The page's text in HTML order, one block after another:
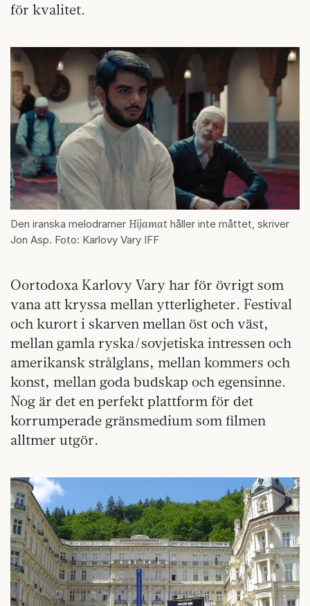
för kvalitet.
Den iranska melodramer Hijamat håller inte måttet, skriver
Jon Asp. Foto: Karlovy Vary IFF
Oortodoxa Karlovy Vary har för övrigt som
vana att kryssa mellan ytterligheter. Festival
och kurort i skarven mellan öst och väst,
mellan gamla ryska/sovjetiska intressen och
amerikansk strålglans, mellan kommers och
konst, mellan goda budskap och egensinne.
Nog är det en perfekt plattform för det
korrumperade gränsmedium som filmen
alltmer utgör.